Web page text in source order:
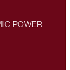
POWER